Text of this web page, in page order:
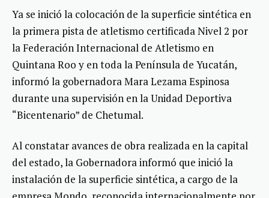
Ya se inició la colocación de la superficie sintética en
la primera pista de atletismo certificada Nivel 2 por
la Federación Internacional de Atletismo en
Quintana Roo y en toda la Península de Yucatán,
informó la gobernadora Mara Lezama Espinosa
durante una supervisión en la Unidad Deportiva
“Bicentenario” de Chetumal.
Al constatar avances de obra realizada en la capital
del estado, la Gobernadora informó que inició la
instalación de la superficie sintética, a cargo de la